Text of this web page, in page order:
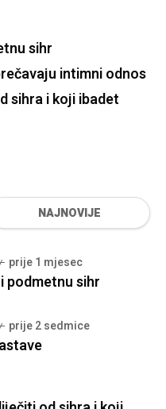
sihr
intimni odnos
sihra i koji ibadet
NAJNOVIJE
prije 1 mjesec
podmetnu sihr
prije 2 sedmice